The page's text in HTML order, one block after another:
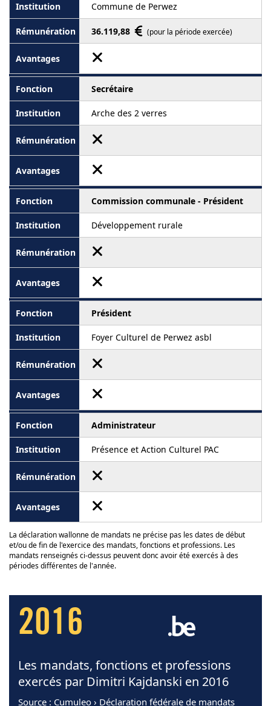
Commune de Perwez
36.119,88 (pour la période exercée)
Secrétaire
Arche des 2 verres
Commission communale - Président
Développement rurale
Président
Foyer Culturel de Perwez asbl
Administrateur
Présence et Action Culturel PAC
La déclaration wallonne de mandats ne précise pas les dates de début
et/ou de fin de l'exercice des mandats, fonctions et professions. Les
mandats renseignés ci-dessus peuvent donc avoir été exercés à des
périodes différentes de l'année.
2016
Les mandats, fonctions et professions
exercés par Dimitri Kajdanski en 2016
Source : Cumuleo › Déclaration fédérale de mandats